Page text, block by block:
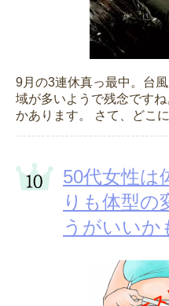
9月の3連休真っ最中。台
域が多いようで残念です
かあります。 さて、どこ
50代女性は
りも体型の
うがいいか